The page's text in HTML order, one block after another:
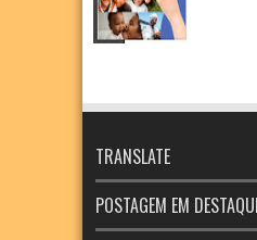
TRANSLATE
POSTAGEM EM